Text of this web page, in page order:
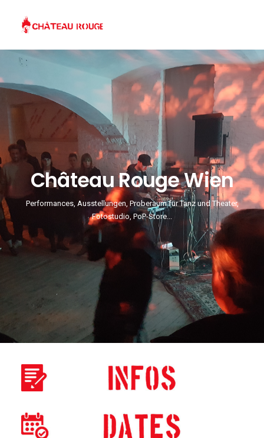
Château Rouge Wien
Performances, Ausstellungen, Proberaum für Tanz und Theater,
Fotostudio, PoP-Store...